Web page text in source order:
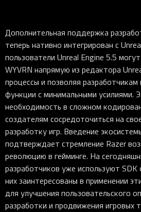
Дополнительная поддержка
теперь нативно интегрирован с
пользователи Unreal Engine 5.5
WYVRN напрямую из редактора
процессы и позволяя
функции с минимальными усилиями.
необходимость в сложном
создателям сосредоточиться на
разработку игр. Введение
подтверждает стремление Razer
революцию в гейминге. На
разработчиков уже используют SDK
них заинтересованы в применении
для улучшения пользовательского
разработки и продвижения игровых